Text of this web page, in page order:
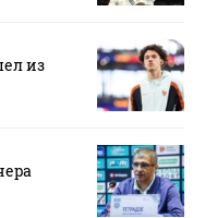
из